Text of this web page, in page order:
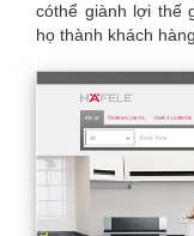
cóthể giành lợi thế
họ thành khách